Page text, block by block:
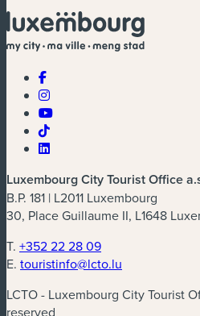
Luxembourg City Tourist Office
B.P. 181 | L2011 Luxembourg
30, Place Guillaume II, L1648
T. +352 22 28 09
E. touristinfo@lcto.lu
LCTO - Luxembourg City Tourist
reserved